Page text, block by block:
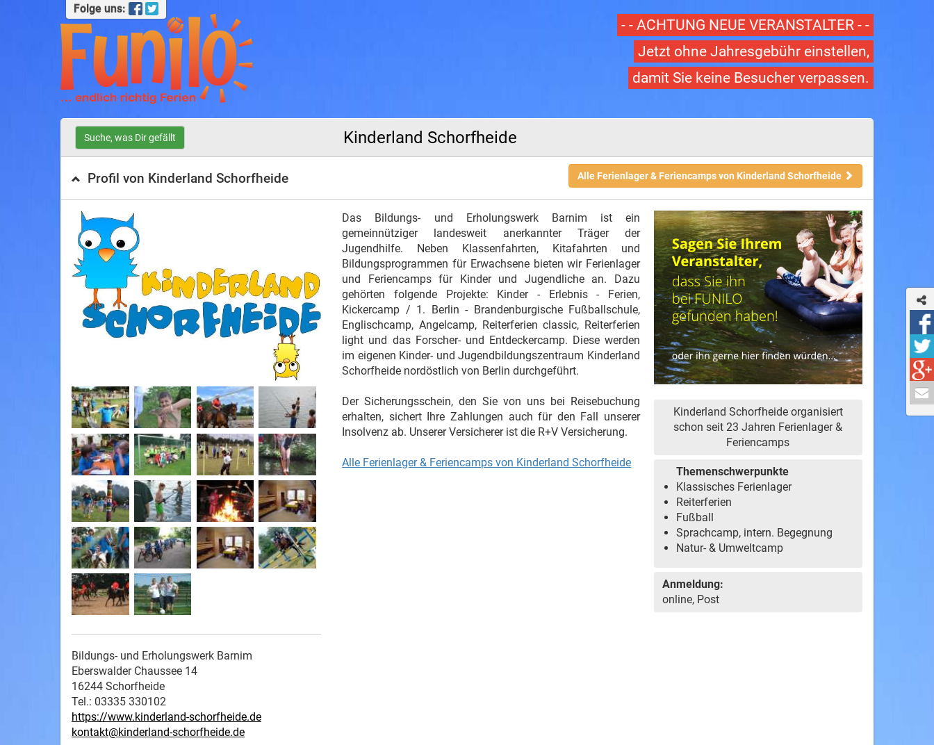
Folge uns:
- - ACHTUNG NEUE VERANSTALTER - -
Jetzt ohne Jahresgebühr einstellen,
damit Sie keine Besucher verpassen.
Suche, was Dir gefällt Kinderland Schorfheide
Profil von Kinderland Schorfheide Alle Ferienlager & Feriencamps von Kinderland Schorfheide
Bildungs- und Erholungswerk Barnim
Eberswalder Chaussee 14
16244 Schorfheide
Tel.: 03335 330102
https://www.kinderland-schorfheide.de
kontakt@kinderland-schorfheide.de
Kinderland Schorfheide organisiert
schon seit 23 Jahren Ferienlager &
Feriencamps
Themenschwerpunkte
Klassisches Ferienlager
Reiterferien
Fußball
Sprachcamp, intern. Begegnung
Natur- & Umweltcamp
Anmeldung:
online, Post
Das Bildungs- und Erholungswerk Barnim ist ein
gemeinnütziger landesweit anerkannter Träger der
Jugendhilfe. Neben Klassenfahrten, Kitafahrten und
Bildungsprogrammen für Erwachsene bieten wir Ferienlager
und Feriencamps für Kinder und Jugendliche an. Dazu
gehörten folgende Projekte: Kinder - Erlebnis - Ferien,
Kickercamp / 1. Berlin - Brandenburgische Fußballschule,
Englischcamp, Angelcamp, Reiterferien classic, Reiterferien
light und das Forscher- und Entdeckercamp. Diese werden
im eigenen Kinder- und Jugendbildungszentraum Kinderland
Schorfheide nordöstlich von Berlin durchgeführt.
Der Sicherungsschein, den Sie von uns bei Reisebuchung
erhalten, sichert Ihre Zahlungen auch für den Fall unserer
Insolvenz ab. Unserer Versicherer ist die R+V Versicherung.
Alle Ferienlager & Feriencamps von Kinderland Schorfheide